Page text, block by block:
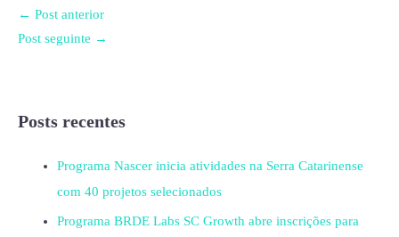
← Post anterior
Post seguinte →
Posts recentes
Programa Nascer inicia atividades na Serra Catarinense
com 40 projetos selecionados
Programa BRDE Labs SC Growth abre inscrições para